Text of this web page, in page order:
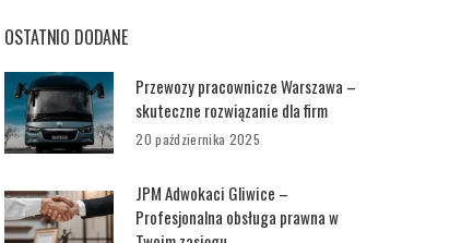
OSTATNIO DODANE
Przewozy pracownicze Warszawa –
skuteczne rozwiązanie dla firm
20 października 2025
JPM Adwokaci Gliwice –
Profesjonalna obsługa prawna w